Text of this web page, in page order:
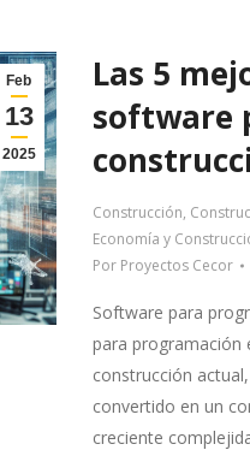
Feb
13
2025
Las 5
software
Construcción,
Economía y
Por Proyectos Cecor
Software para
para programación
construcción
convertido en un
creciente